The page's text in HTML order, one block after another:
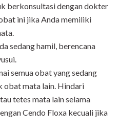
berkonsultasi dengan dokter
ini jika Anda memiliki
sedang hamil, berencana
semua obat yang sedang
obat mata lain. Hindari
tetes mata lain selama
Cendo Floxa kecuali jika